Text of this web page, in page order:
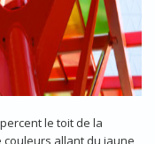
le toit de la
allant du jaune